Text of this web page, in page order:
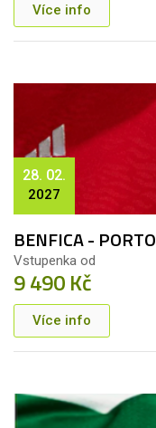
Více info
28. 02.
2027
BENFICA - PORTO
Vstupenka od
9 490 Kč
Více info